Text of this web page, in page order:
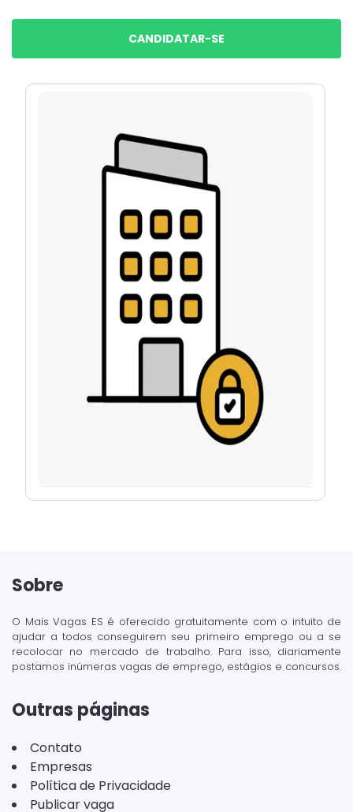
CANDIDATAR-SE
Sobre
O Mais Vagas ES é oferecido gratuitamente com o intuito de
ajudar a todos conseguirem seu primeiro emprego ou a se
recolocar no mercado de trabalho. Para isso, diariamente
postamos inúmeras vagas de emprego, estágios e concursos.
Outras páginas
Contato
Empresas
Política de Privacidade
Publicar vaga